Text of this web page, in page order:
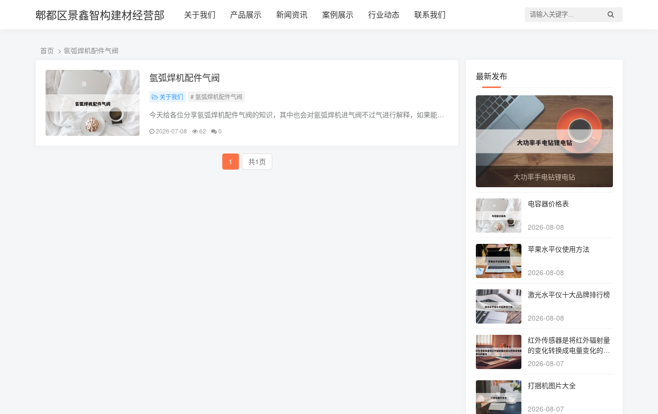
郫都区景鑫智构建材经营部 关于我们 产品展示 新闻资讯 案例展示 行业动态 联系我们
首页 > 氩弧焊机配件气阀
氩弧焊机配件气阀
关于我们 # 氩弧焊机配件气阀
今天给各位分享氩弧焊机配件气阀的知识，其中也会对氩弧焊机进气阀不过气进行解释，如果能碰
一个劲的点
2026-07-08 62 0
1 共1页
最新发布
大功率手电钻锂电钻
电容器价格表
2026-08-08
苹果水平仪使用方法
2026-08-08
激光水平仪十大品牌排行榜
2026-08-08
红外传感器是将红外辐射量
的变化转换成电量变化的器
件
2026-08-07
打捆机图片大全
2026-08-07